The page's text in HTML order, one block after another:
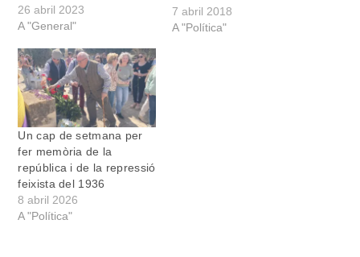
26 abril 2023
A "General"
republicans. Enguany els
actes començaran dijous
7 abril 2018
A "Política"
Un cap de setmana per
fer memòria de la
república i de la repressió
feixista del 1936
8 abril 2026
A "Política"